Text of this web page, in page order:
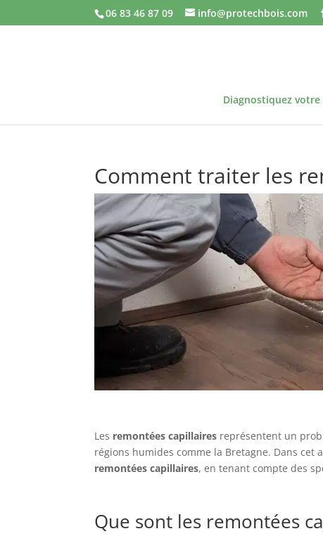
06 83 46 87 09 info@protechbois.com
Diagnostiquez
Comment traiter les
Les remontées capillaires représentent un
régions humides comme la Bretagne. Dans cet
remontées capillaires, en tenant compte des
Que sont les remontées